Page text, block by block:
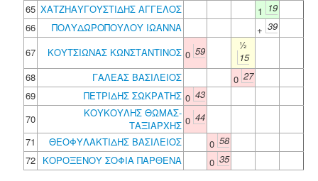
65 ΧΑΤΖΗΑΥΓΟΥΣΤΙΔΗΣ ΑΓΓΕΛΟΣ 1 19
66
ΠΟΛΥΔΩΡΟΠΟΥΛΟΥ ΙΩΑΝΝΑ + 39
67
ΚΟΥΤΣΙΩΝΑΣ ΚΩΝΣΤΑΝΤΙΝΟΣ 0 59
½
15
68
ΓΑΛΕΑΣ ΒΑΣΙΛΕΙΟΣ 0 27
69
ΠΕΤΡΙΔΗΣ ΣΩΚΡΑΤΗΣ 0 43
70
ΚΟΥΚΟΥΛΗΣ ΘΩΜΑΣ-
ΤΑΞΙΑΡΧΗΣ 0 44
71
ΘΕΟΦΥΛΑΚΤΙΔΗΣ ΒΑΣΙΛΕΙΟΣ 0 58
72 ΚΟΡΟΞΕΝΟΥ ΣΟΦΙΑ ΠΑΡΘΕΝΑ 0 35